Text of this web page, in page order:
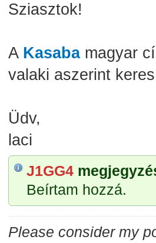
Sziasztok!
A Kasabamagyar
valaki aszerint
Üdv,
laci
J1GG4
Beírtam hozzá.
Please consider my